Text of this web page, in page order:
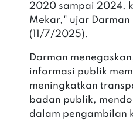
2020 sampai 2024,
Mekar," ujar Darman
(11/7/2025).
Darman
informasi publik
meningkatkan
badan publik,
dalam pengambilan